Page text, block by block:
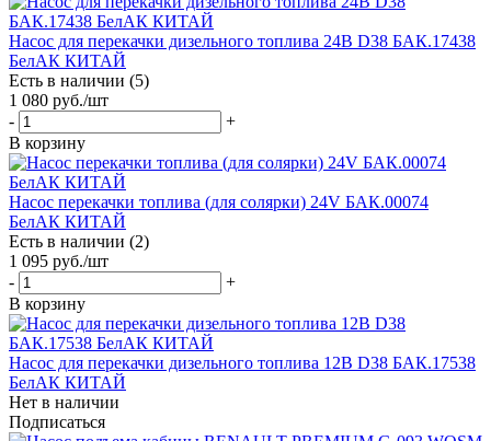
Насос для перекачки дизельного топлива 24В D38 БАК.17438
БелАК КИТАЙ
Есть в наличии (5)
1 080 руб./шт
-
+
В корзину
Насос перекачки топлива (для солярки) 24V БАК.00074
БелАК КИТАЙ
Есть в наличии (2)
1 095 руб./шт
-
+
В корзину
Насос для перекачки дизельного топлива 12В D38 БАК.17538
БелАК КИТАЙ
Нет в наличии
Подписаться